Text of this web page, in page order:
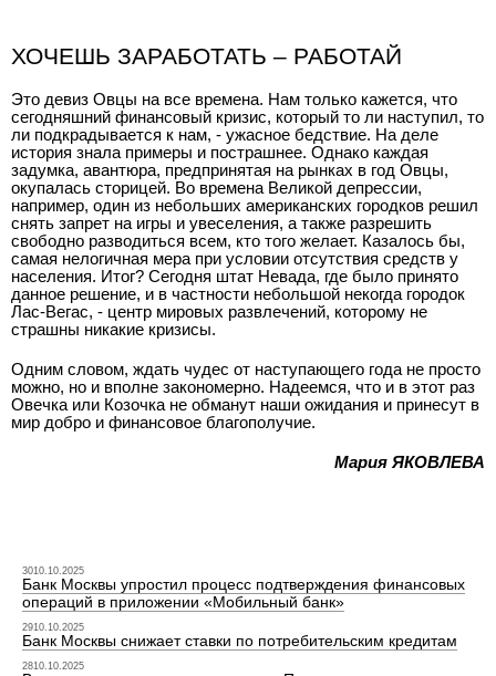
ХОЧЕШЬ ЗАРАБОТАТЬ – РАБОТАЙ
Это девиз Овцы на все времена. Нам только кажется, что
сегодняшний финансовый кризис, который то ли наступил, то
ли подкрадывается к нам, - ужасное бедствие. На деле
история знала примеры и пострашнее. Однако каждая
задумка, авантюра, предпринятая на рынках в год Овцы,
окупалась сторицей. Во времена Великой депрессии,
например, один из небольших американских городков решил
снять запрет на игры и увеселения, а также разрешить
свободно разводиться всем, кто того желает. Казалось бы,
самая нелогичная мера при условии отсутствия средств у
населения. Итог? Сегодня штат Невада, где было принято
данное решение, и в частности небольшой некогда городок
Лас-Вегас, - центр мировых развлечений, которому не
страшны никакие кризисы.
Одним словом, ждать чудес от наступающего года не просто
можно, но и вполне закономерно. Надеемся, что и в этот раз
Овечка или Козочка не обманут наши ожидания и принесут в
мир добро и финансовое благополучие.
Мария ЯКОВЛЕВА
3010.10.2025
Банк Москвы упростил процесс подтверждения финансовых
операций в приложении «Мобильный банк»
2910.10.2025
Банк Москвы снижает ставки по потребительским кредитам
2810.10.2025